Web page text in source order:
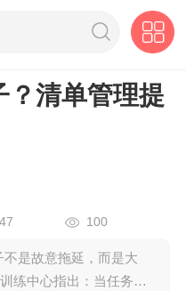
？清单管理提
47 100
是故意拖延，而是大
练中心指出：当任务超